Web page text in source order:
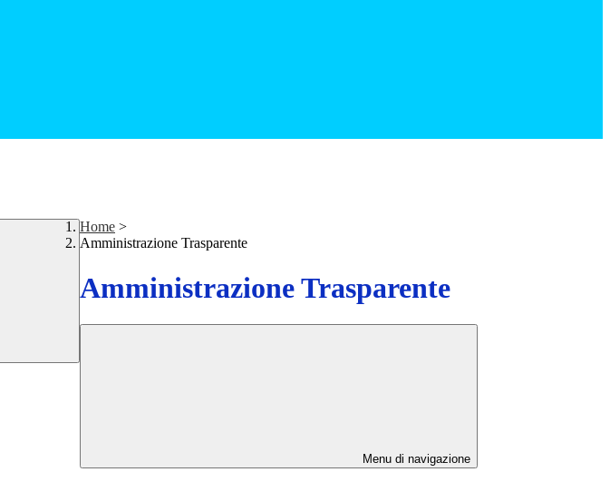
Home >
Amministrazione Trasparente
Amministrazione Trasparente
Menu di navigazione